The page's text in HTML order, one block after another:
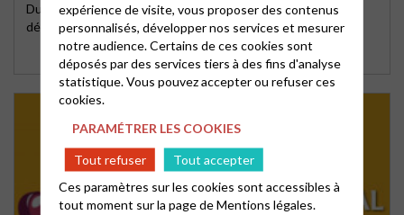
Durant sa session de septembre 2023, le Conseil national a
débattu notamment : du projet de liturgie …
expérience de visite, vous proposer des contenus
personnalisés, développer nos services et mesurer
notre audience. Certains de ces cookies sont
déposés par des services tiers à des fins d'analyse
statistique. Vous pouvez accepter ou refuser ces
cookies.
PARAMÉTRER LES COOKIES
Tout refuser
Tout accepter
Ces paramètres sur les cookies sont accessibles à
tout moment sur la page deMentions légales.